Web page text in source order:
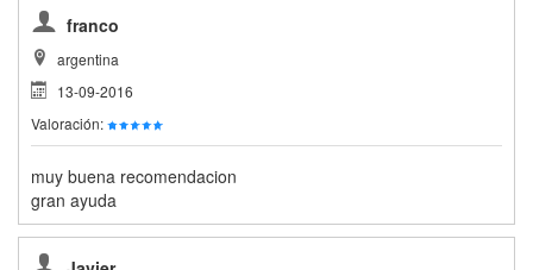
franco
argentina
13-09-2016
Valoración:
muy buena recomendacion
gran ayuda